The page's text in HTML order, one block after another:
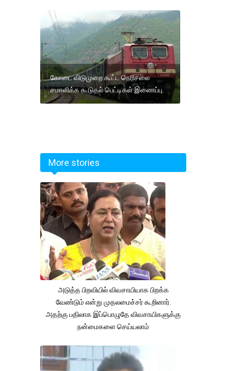
கோடை விடுமுறை கூட்ட நெரிசலை
சமாளிக்க கூடுதல் பெட்டிகள் இணைப்பு.
More stories
அடுத்த பிறவியில் விவசாயியாக பிறக்க
வேண்டும் என்று முதலமைச்சர் கூறினார்.
அதற்கு பதிலாக இப்பொழுதே விவசாயிகளுக்கு
நன்மைகளை செய்யலாம்